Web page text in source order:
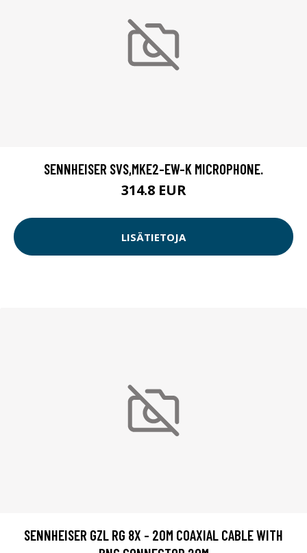
SENNHEISER SVS,MKE2-EW-K MICROPHONE.
314.8 EUR
LISÄTIETOJA
SENNHEISER GZL RG 8X - 20M COAXIAL CABLE WITH